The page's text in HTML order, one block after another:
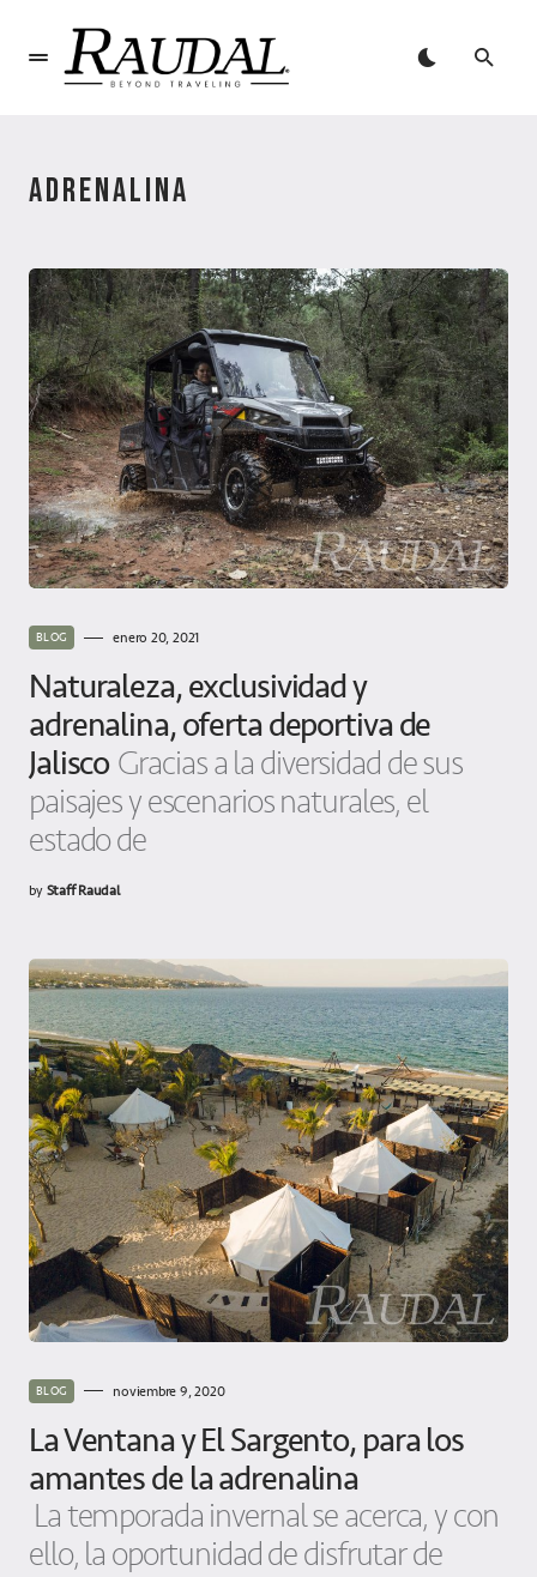
ADRENALINA
BLOG enero 20, 2021
Naturaleza, exclusividad y
adrenalina, oferta deportiva de
Jalisco Gracias a la diversidad de sus
paisajes y escenarios naturales, el
estado de
byStaff Raudal
BLOG noviembre 9, 2020
La Ventana y El Sargento, para los
amantes de la adrenalina
La temporada invernal se acerca, y con
ello, la oportunidad de disfrutar de